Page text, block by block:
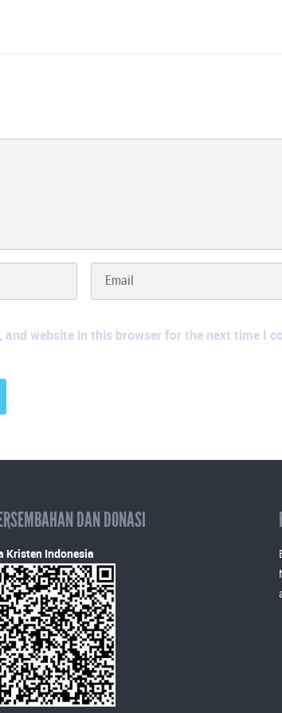
and website in this browser for the next time I
DAN DONASI
Kristen Indonesia